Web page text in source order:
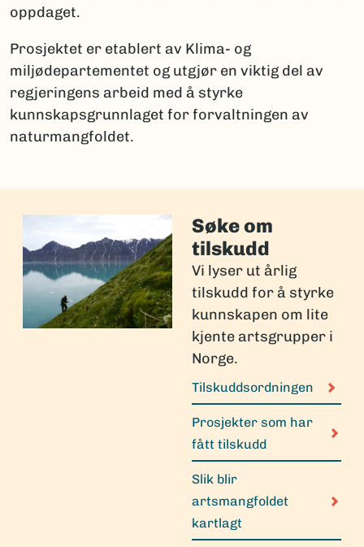
oppdaget.
Prosjektet er etablert av Klima- og
miljødepartementet og utgjør en viktig del av
regjeringens arbeid med å styrke
kunnskapsgrunnlaget for forvaltningen av
naturmangfoldet.
Søke om
tilskudd
Vi lyser ut årlig
tilskudd for å styrke
kunnskapen om lite
kjente artsgrupper i
Norge.
Tilskuddsordningen
Prosjekter som har
fått tilskudd
Slik blir
artsmangfoldet
kartlagt